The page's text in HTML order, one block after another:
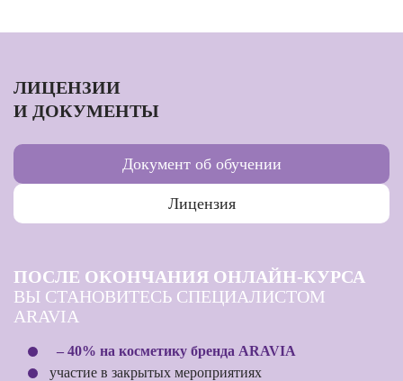
ЛИЦЕНЗИИ
И ДОКУМЕНТЫ
Документ об обучении
Лицензия
ПОСЛЕ ОКОНЧАНИЯ ОНЛАЙН-КУРСА
ВЫ СТАНОВИТЕСЬ СПЕЦИАЛИСТОМ
ARAVIA
– 40% на косметику бренда ARAVIA
участие в закрытых мероприятиях